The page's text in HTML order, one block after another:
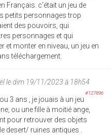
Français. c'était un jeu de
petits personnages trop
des pouvoirs, qui
personnages et qui
et monter en niveau, un jeu en
téléchargement.
le dim 19/11/2023 à 18h54
#127896
3 ans , je jouais à un jeu
ou une fille à moitié ange,
pour retrouver des objets
desert/ ruines antiques .